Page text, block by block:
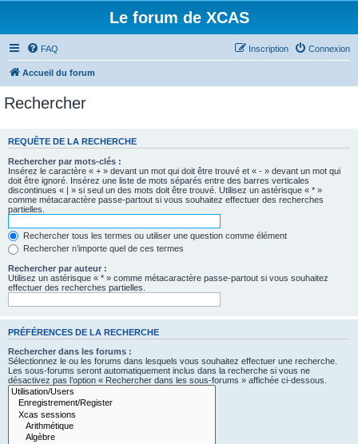
Le forum de XCAS
FAQ Connexion
Inscription
Accueil du forum
Rechercher
REQUÊTE DE LA RECHERCHE
Rechercher par mots-clés :
Insérez le caractère « + » devant un mot qui doit être trouvé et « - » devant un mot qui
doit être ignoré. Insérez une liste de mots séparés entre des barres verticales
discontinues « | » si seul un des mots doit être trouvé. Utilisez un astérisque « * »
comme métacaractère passe-partout si vous souhaitez effectuer des recherches
partielles.
Rechercher tous les termes ou utiliser une question comme élément
Rechercher n’importe quel de ces termes
Rechercher par auteur :
Utilisez un astérisque « * » comme métacaractère passe-partout si vous souhaitez
effectuer des recherches partielles.
PRÉFÉRENCES DE LA RECHERCHE
Rechercher dans les forums :
Sélectionnez le ou les forums dans lesquels vous souhaitez effectuer une recherche.
Les sous-forums seront automatiquement inclus dans la recherche si vous ne
désactivez pas l’option « Rechercher dans les sous-forums » affichée ci-dessous.